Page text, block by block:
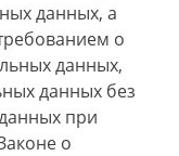
данных, а
о
данных,
данных без
при
о